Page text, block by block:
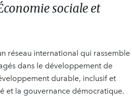
sociale et
réseau international qui rassemble
dans le développement de
durable, inclusif et
et la gouvernance démocratique.